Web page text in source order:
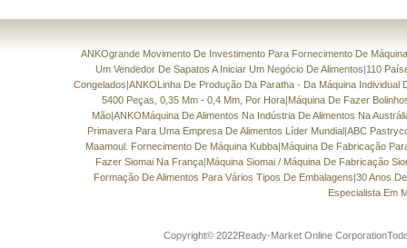
ANKOgrande Movimento De Investimento Para Fornecimento De
Um Vendedor De Sapatos A Iniciar Um Negócio De Alimentos|110
Congelados|ANKOLinha De Produção Da Paratha - Da Máquina Individual
5400 Peças, 0,35 Mm - 0,4 Mm, Por Hora|Máquina De Fazer
Mão|ANKOMáquina De Alimentos Na Indústria De Alimentos Na
Primavera Para Uma Empresa De Alimentos Líder Mundial|ABC
Maamoul. Fornecimento De Máquina Kubba|Máquina De Fabricação
Fazer Siomai Na França|Máquina Siomai / Máquina De Fabricação
Formação De Alimentos Para Vários Tipos De Embalagens|30 Anos
Especialista Em
Copyright© 2022Ready-Market Online